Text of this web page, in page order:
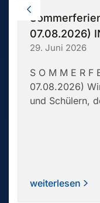
07.08.2026)
29. Juni 2026
S O M M E R F
07.08.2026)
und Schülern,
weiterlesen